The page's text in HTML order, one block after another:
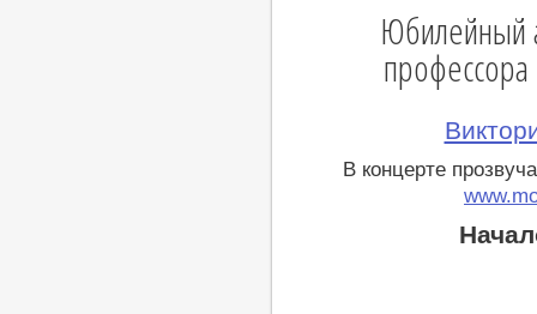
Юбилейный
профессора
В концерте